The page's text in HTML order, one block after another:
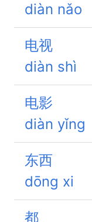
diàn nǎo
电视
diàn shì
电影
diàn yǐng
东西
dōng xi
都